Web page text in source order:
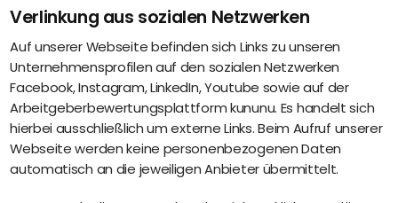
Verlinkung aus sozialen Netzwerken
Auf unserer Webseite befinden sich Links zu unseren
Unternehmensprofilen auf den sozialen Netzwerken
Facebook, Instagram, LinkedIn, Youtube sowie auf der
Arbeitgeberbewertungsplattform kununu. Es handelt sich
hierbei ausschließlich um externe Links. Beim Aufruf unserer
Webseite werden keine personenbezogenen Daten
automatisch an die jeweiligen Anbieter übermittelt.